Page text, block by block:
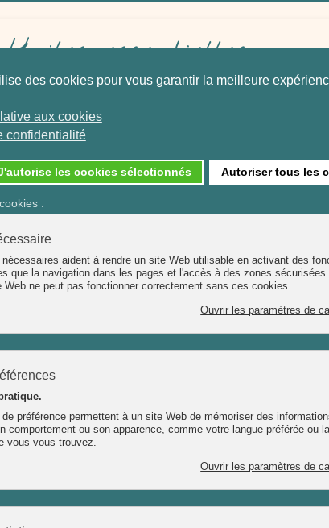
Huiles essentielles
Eaux Florales
Hydrolats
et Baumes
de créations de produits bien
MAUX LES HYDROLATS BAUMES
de saison
DE BOULEAU FRAÎCHE
réservation et dans la limite des stocks disponibles.
En savoir plus
en rose
9,00 € l'unité